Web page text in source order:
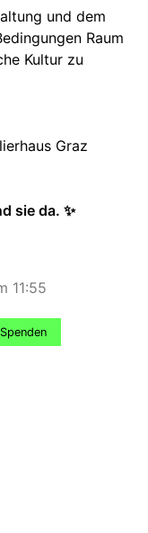
und dem
Raum
Kultur zu
Graz
sie da. ✨
11:55
Spenden